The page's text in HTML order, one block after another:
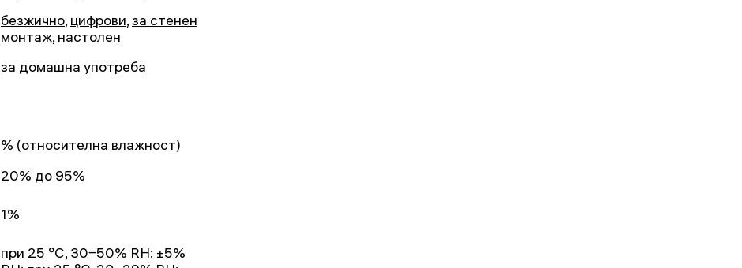
безжично, цифрови,за стенен
монтаж, настолен
за домашна употреба
% (относителна влажност)
20% до 95%
1%
при 25 °C, 30‒50% RH: ±5%